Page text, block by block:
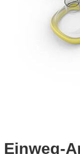
Einweg-